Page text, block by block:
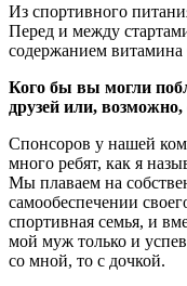
Из спортивного
Перед и между
содержанием
Кого бы вы могли
друзей или, возможно,
Спонсоров у нашей
много ребят, как я
Мы плаваем на
самообеспечении
спортивная семья, и
мой муж только и
со мной, то с дочкой.